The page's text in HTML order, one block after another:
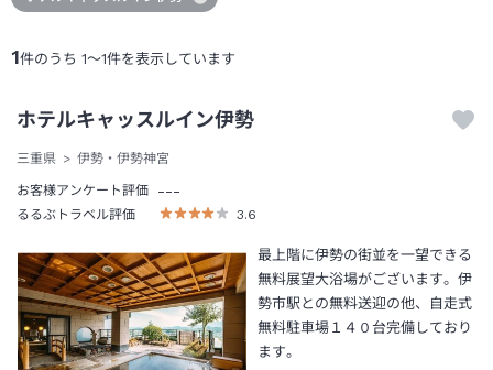
1件のうち 1～1件を表示しています
ホテルキャッスルイン伊勢
三重県 伊勢・伊勢神宮
お客様アンケート評価 ---
るるぶトラベル評価 3.6
最上階に伊勢の街並を一望できる
無料展望大浴場がございます。伊
勢市駅との無料送迎の他、自走式
無料駐車場１４０台完備しており
ます。